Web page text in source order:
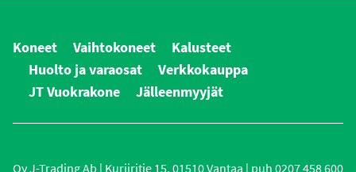
Koneet Vaihtokoneet
Kalusteet
Huolto ja varaosat
Verkkokauppa
JT Vuokrakone
Jälleenmyyjät
Oy J-Trading Ab | Kuriiritie 15, 01510 Vantaa | puh 0207 458 600